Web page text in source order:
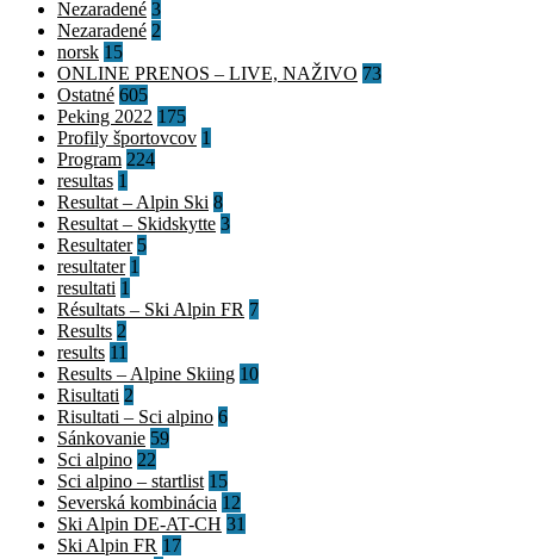
Nezaradené 3
Nezaradené 2
norsk 15
ONLINE PRENOS – LIVE, NAŽIVO 73
Ostatné 605
Peking 2022 175
Profily športovcov 1
Program 224
resultas 1
Resultat – Alpin Ski 8
Resultat – Skidskytte 3
Resultater 5
resultater 1
resultati 1
Résultats – Ski Alpin FR 7
Results 2
results 11
Results – Alpine Skiing 10
Risultati 2
Risultati – Sci alpino 6
Sánkovanie 59
Sci alpino 22
Sci alpino – startlist 15
Severská kombinácia 12
Ski Alpin DE-AT-CH 31
Ski Alpin FR 17